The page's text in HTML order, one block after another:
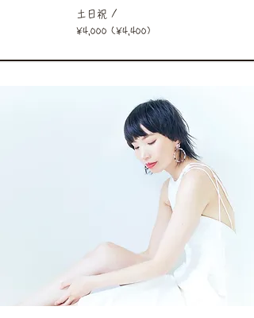
土日祝 /
​¥4,000 (¥4,400)